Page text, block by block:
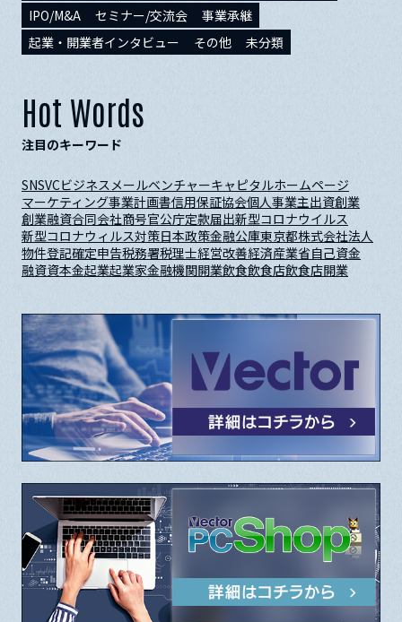
IPO/M&A
セミナー/交流会
事業承継
起業・開業者インタビュー
その他 未分類
Hot Words
注目のキーワード
SNSVCビジネスメールベンチャーキャピタルホームページ
マーケティング事業計画書信用保証協会個人事業主出資創業
創業融資合同会社商号官公庁定款届出新型コロナウイルス
新型コロナウィルス対策日本政策金融公庫東京都株式会社法人
物件登記確定申告税務署税理士経営改善経済産業省自己資金
融資資本金起業起業家金融機関開業飲食飲食店飲食店開業